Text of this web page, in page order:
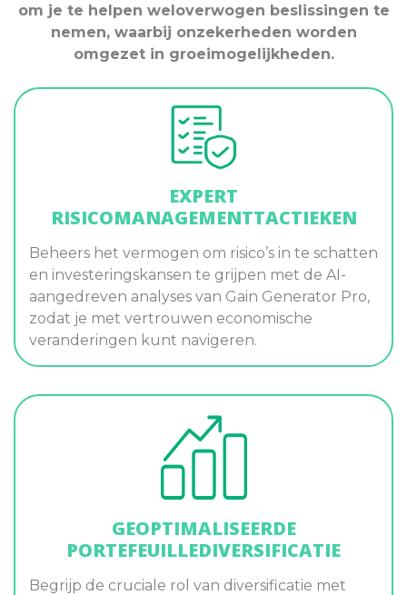
om je te helpen weloverwogen beslissingen te
nemen, waarbij onzekerheden worden
omgezet in groeimogelijkheden.
EXPERT
RISICOMANAGEMENTTACTIEKEN
Beheers het vermogen om risico’s in te schatten
en investeringskansen te grijpen met de AI-
aangedreven analyses van Gain Generator Pro,
zodat je met vertrouwen economische
veranderingen kunt navigeren.
GEOPTIMALISEERDE
PORTEFEUILLEDIVERSIFICATIE
Begrijp de cruciale rol van diversificatie met